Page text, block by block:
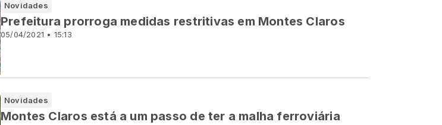
Novidades
05/04/2021 • 15:13
Prefeitura prorroga medidas restritivas em Montes Claros
Novidades
Montes Claros está a um passo de ter a malha ferroviária